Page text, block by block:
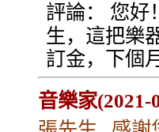
評論：
您好
生，這把樂
訂金，下個
音樂家(2021-